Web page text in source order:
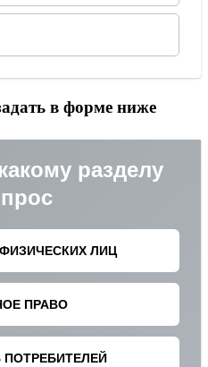
в форме ниже